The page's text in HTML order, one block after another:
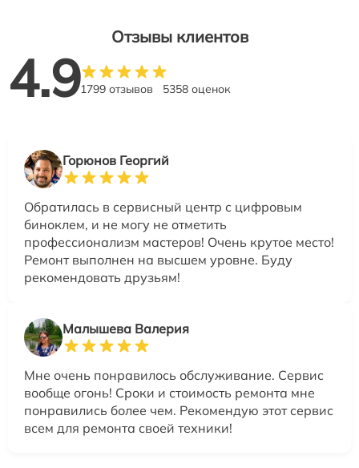
Отзывы клиентов
4.91799 отзывов 5358 оценок
Горюнов Георгий
Обратилась в сервисный центр с цифровым
биноклем, и не могу не отметить
профессионализм мастеров! Очень крутое место!
Ремонт выполнен на высшем уровне. Буду
рекомендовать друзьям!
Малышева Валерия
Мне очень понравилось обслуживание. Сервис
вообще огонь! Сроки и стоимость ремонта мне
понравились более чем. Рекомендую этот сервис
всем для ремонта своей техники!